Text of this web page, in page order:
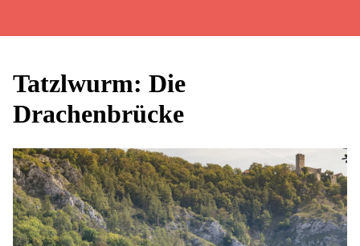
Tatzlwurm: Die
Drachenbrücke